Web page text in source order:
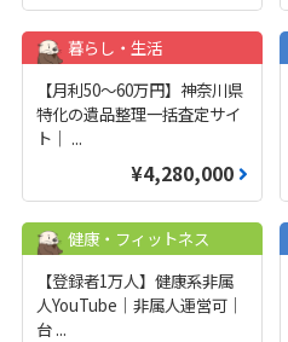
暮らし・生活
【月利50〜60万円】神奈川県
特化の遺品整理一括査定サイ
ト｜ ...
¥4,280,000
健康・フィットネス
【登録者1万人】健康系非属
人YouTube｜非属人運営可｜
台 ...